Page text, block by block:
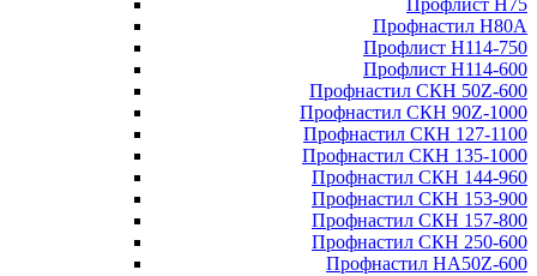
Профлист Н75
Профнастил Н80А
Профлист Н114-750
Профлист Н114-600
Профнастил СКН 50Z-600
Профнастил СКН 90Z-1000
Профнастил СКН 127-1100
Профнастил СКН 135-1000
Профнастил СКН 144-960
Профнастил СКН 153-900
Профнастил СКН 157-800
Профнастил СКН 250-600
Профнастил НА50Z-600